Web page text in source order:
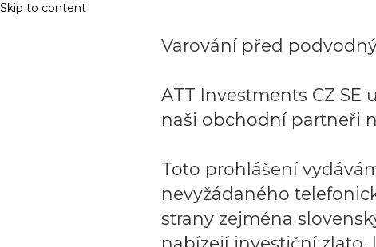
Skip to content
Varování před
ATT Investments CZ
naši obchodní partneři
Toto prohlášení
nevyžádaného
strany zejména
nabízejí investiční